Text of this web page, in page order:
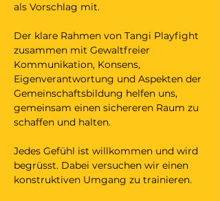
als Vorschlag mit.
Der klare Rahmen von Tangi Playfight
zusammen mit Gewaltfreier
Kommunikation, Konsens,
Eigenverantwortung und Aspekten der
Gemeinschaftsbildung helfen uns,
gemeinsam einen sichereren Raum zu
schaffen und halten.
Jedes Gefühl ist willkommen und wird
begrüsst. Dabei versuchen wir einen
konstruktiven Umgang zu trainieren.